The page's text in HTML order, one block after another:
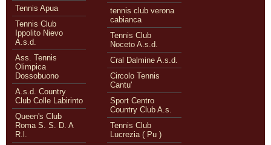
Tennis Apua
Tennis Club
Ippolito Nievo
A.s.d.
Ass. Tennis
Olimpica
Dossobuono
A.s.d. Country
Club Colle Labirinto
Queen's Club
Roma S. S. D. A
R.l.
tennis club verona
cabianca
Tennis Club
Noceto A.s.d.
Cral Dalmine A.s.d.
Circolo Tennis
Cantu'
Sport Centro
Country Club A.s.
Tennis Club
Lucrezia ( Pu )